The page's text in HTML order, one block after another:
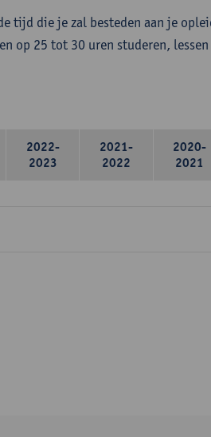
tijd die je zal besteden aan je
op 25 tot 30 uren studeren,
2022-
2023
2021-
2022
2020-
2021